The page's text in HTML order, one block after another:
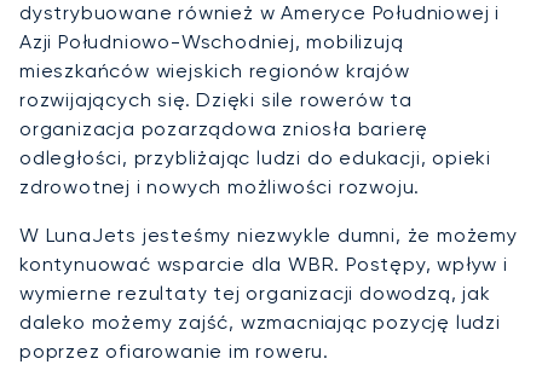
dystrybuowane również w Ameryce Południowej i
Azji Południowo-Wschodniej, mobilizują
mieszkańców wiejskich regionów krajów
rozwijających się. Dzięki sile rowerów ta
organizacja pozarządowa zniosła barierę
odległości, przybliżając ludzi do edukacji, opieki
zdrowotnej i nowych możliwości rozwoju.
W LunaJets jesteśmy niezwykle dumni, że możemy
kontynuować wsparcie dla WBR. Postępy, wpływ i
wymierne rezultaty tej organizacji dowodzą, jak
daleko możemy zajść, wzmacniając pozycję ludzi
poprzez ofiarowanie im roweru.